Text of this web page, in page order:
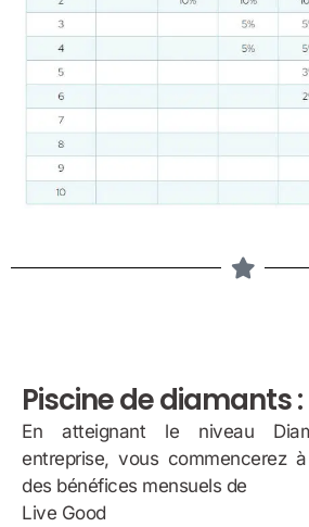
Piscine de diamants :
En atteignant le niveau
entreprise, vous commencerez
des bénéfices mensuels de
Live Good